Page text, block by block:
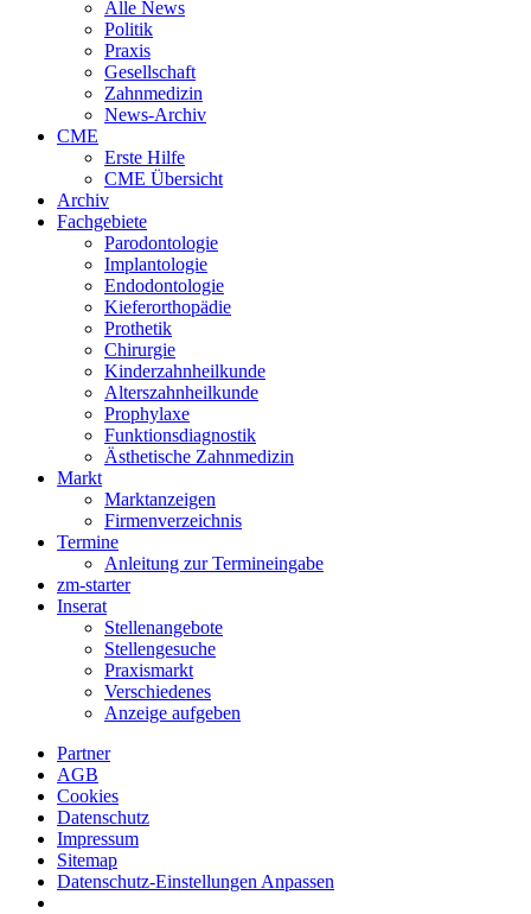
Alle News
Politik
Praxis
Gesellschaft
Zahnmedizin
News-Archiv
CME
Erste Hilfe
CME Übersicht
Archiv
Fachgebiete
Parodontologie
Implantologie
Endodontologie
Kieferorthopädie
Prothetik
Chirurgie
Kinderzahnheilkunde
Alterszahnheilkunde
Prophylaxe
Funktionsdiagnostik
Ästhetische Zahnmedizin
Markt
Marktanzeigen
Firmenverzeichnis
Termine
Anleitung zur Termineingabe
zm-starter
Inserat
Stellenangebote
Stellengesuche
Praxismarkt
Verschiedenes
Anzeige aufgeben
Partner
AGB
Cookies
Datenschutz
Impressum
Sitemap
Datenschutz-Einstellungen Anpassen